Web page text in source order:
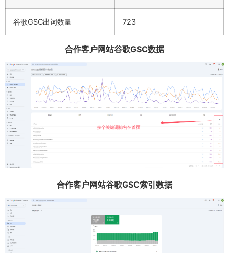
谷歌GSC出词数量 723
合作客户网站谷歌GSC数据
合作客户网站谷歌GSC索引数据